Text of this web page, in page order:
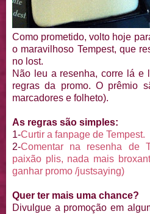
Como prometido, volto hoje
o maravilhoso Tempest, que
no lost.
Não leu a resenha, corre lá e
regras da promo. O prêmio
marcadores e folheto).
As regras são simples:
1-Curtir a fanpage de Tempest.
2-Comentar na resenha de
paixão plis, nada mais
ganhar promo /justsaying)
Quer ter mais uma chance?
Divulgue a promoção em